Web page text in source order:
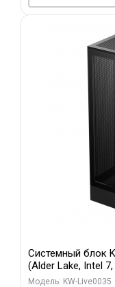
Системный блок
(Alder Lake, Intel
Sinotex GTX1650
Модель: KW-Live0035